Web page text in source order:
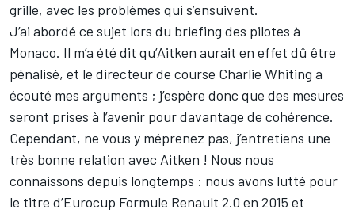
grille, avec les problèmes qui s’ensuivent.
J’ai abordé ce sujet lors du briefing des pilotes à
Monaco. Il m’a été dit qu’Aitken aurait en effet dû être
pénalisé, et le directeur de course Charlie Whiting a
écouté mes arguments ; j’espère donc que des mesures
seront prises à l’avenir pour davantage de cohérence.
Cependant, ne vous y méprenez pas, j’entretiens une
très bonne relation avec Aitken ! Nous nous
connaissons depuis longtemps : nous avons lutté pour
le titre d’Eurocup Formule Renault 2.0 en 2015 et